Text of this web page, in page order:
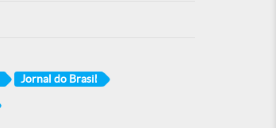
Jornal do Brasil